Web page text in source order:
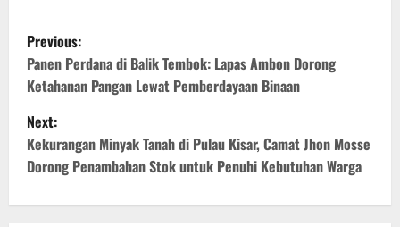
Previous:
Panen Perdana di Balik Tembok: Lapas Ambon Dorong
Ketahanan Pangan Lewat Pemberdayaan Binaan
Next:
Kekurangan Minyak Tanah di Pulau Kisar, Camat Jhon Mosse
Dorong Penambahan Stok untuk Penuhi Kebutuhan Warga